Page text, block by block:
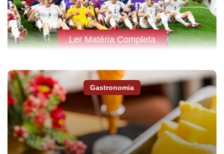
Ler Matéria Completa
Gastronomia